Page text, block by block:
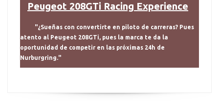
Peugeot 208GTi Racing Experience
"¿Sueñas con convertirte en piloto de carreras? Pues
atento al Peugeot 208GTi, pues la marca te da la
oportunidad de competir en las próximas 24h de
Nurburgring."